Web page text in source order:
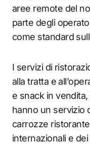
aree remote del
parte degli
come standard
I servizi di
alla tratta e
e snack in
hanno un servizio
carrozze
internazionali e